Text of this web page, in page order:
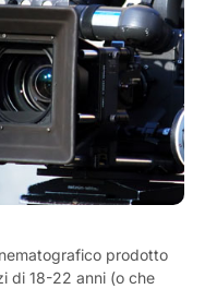
prodotto
di 18-22 anni (o che